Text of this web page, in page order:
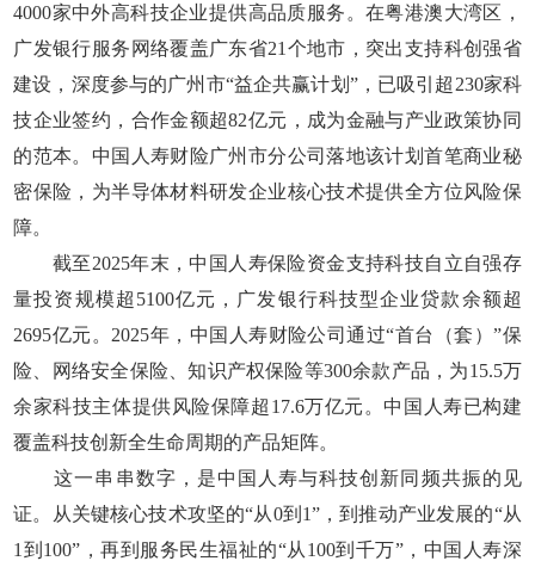
4000家中外高科技企业提供高品质服务。在粤港澳大湾区，
广发银行服务网络覆盖广东省21个地市，突出支持科创强省
建设，深度参与的广州市“益企共赢计划”，已吸引超230家科
技企业签约，合作金额超82亿元，成为金融与产业政策协同
的范本。中国人寿财险广州市分公司落地该计划首笔商业秘
密保险，为半导体材料研发企业核心技术提供全方位风险保
障。
截至2025年末，中国人寿保险资金支持科技自立自强存
量投资规模超5100亿元，广发银行科技型企业贷款余额超
2695亿元。2025年，中国人寿财险公司通过“首台（套）”保
险、网络安全保险、知识产权保险等300余款产品，为15.5万
余家科技主体提供风险保障超17.6万亿元。中国人寿已构建
覆盖科技创新全生命周期的产品矩阵。
这一串串数字，是中国人寿与科技创新同频共振的见
证。从关键核心技术攻坚的“从0到1”，到推动产业发展的“从
1到100”，再到服务民生福祉的“从100到千万”，中国人寿深